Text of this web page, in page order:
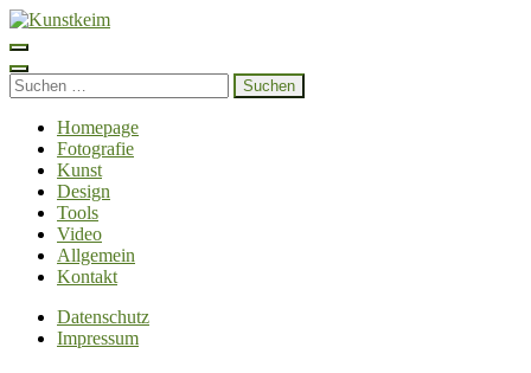
Zum
Inhalt
springen
(Enter
drücken)
Suchen
nach:
Homepage
Fotografie
Kunst
Design
Tools
Video
Allgemein
Kontakt
Datenschutz
Impressum